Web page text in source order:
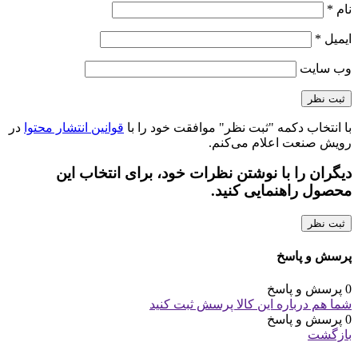
نام *
ایمیل *
وب‌ سایت
با انتخاب دکمه "ثبت نظر" موافقت خود را با قوانین انتشار محتوا در
رویش صنعت اعلام می‌کنم.
دیگران را با نوشتن نظرات خود، برای انتخاب این
محصول راهنمایی کنید.
ثبت نظر
پرسش و پاسخ
0 پرسش و پاسخ
شما هم درباره این کالا پرسش ثبت کنید
0 پرسش و پاسخ
بازگشت